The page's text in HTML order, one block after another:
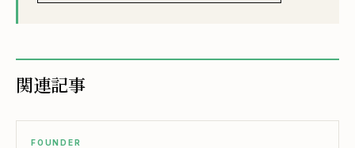
関連記事
FOUNDER